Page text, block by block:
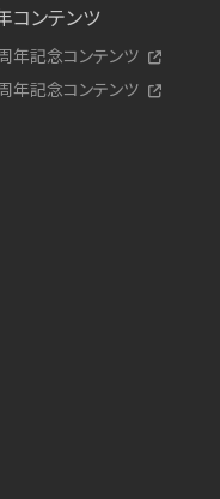
コンテンツ
年記念コンテンツ
年記念コンテンツ